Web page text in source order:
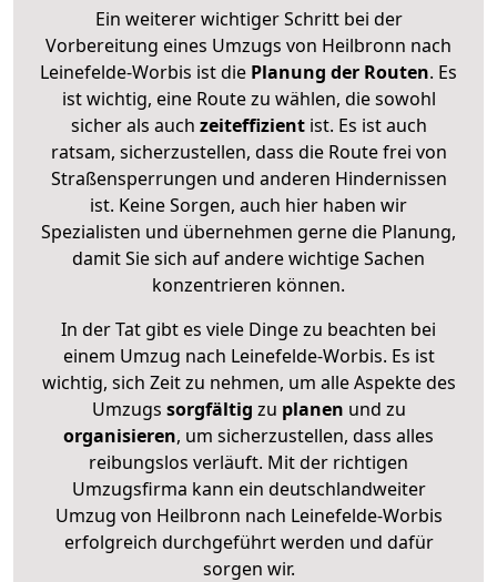
Ein weiterer wichtiger Schritt bei der
Vorbereitung eines Umzugs von Heilbronn nach
Leinefelde-Worbis ist die Planung der Routen. Es
ist wichtig, eine Route zu wählen, die sowohl
sicher als auch zeiteffizientist. Es ist auch
ratsam, sicherzustellen, dass die Route frei von
Straßensperrungen und anderen Hindernissen
ist. Keine Sorgen, auch hier haben wir
Spezialisten und übernehmen gerne die Planung,
damit Sie sich auf andere wichtige Sachen
konzentrieren können.
In der Tat gibt es viele Dinge zu beachten bei
einem Umzug nach Leinefelde-Worbis. Es ist
wichtig, sich Zeit zu nehmen, um alle Aspekte des
Umzugs sorgfältig zu planen und zu
organisieren, um sicherzustellen, dass alles
reibungslos verläuft. Mit der richtigen
Umzugsfirma kann ein deutschlandweiter
Umzug von Heilbronn nach Leinefelde-Worbis
erfolgreich durchgeführt werden und dafür
sorgen wir.